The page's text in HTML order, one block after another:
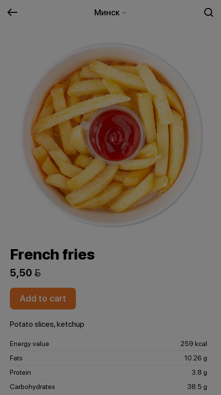
Минск
French fries
5,50 
Add to cart
Potato slices, ketchup
Energy value
259 kcal
Fats
10.26 g
Protein
3.8 g
Carbohydrates
38.5 g